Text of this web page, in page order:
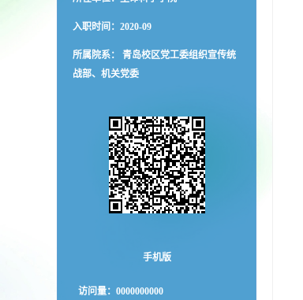
入职时间：2020-09
所属院系： 青岛校区党工委组织宣传统
战部、机关党委
手机版
访问量： 0000000000